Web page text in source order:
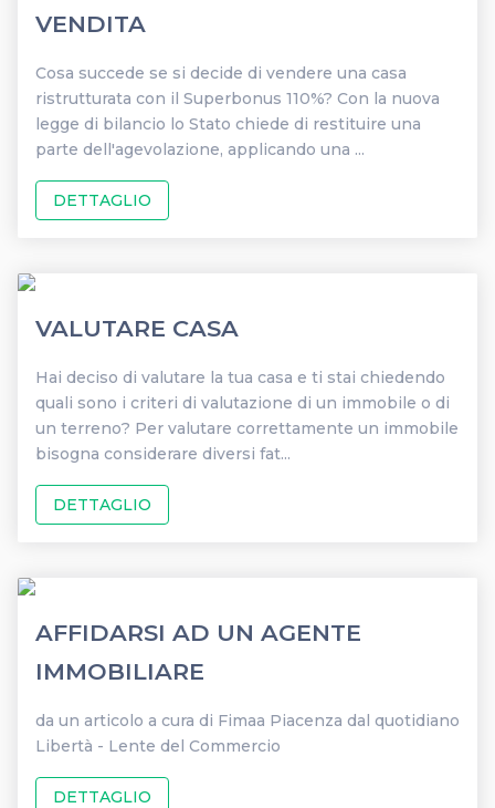
VENDITA
Cosa succede se si decide di vendere una casa
ristrutturata con il Superbonus 110%? Con la nuova
legge di bilancio lo Stato chiede di restituire una
parte dell'agevolazione, applicando una ...
DETTAGLIO
VALUTARE CASA
Hai deciso di valutare la tua casa e ti stai chiedendo
quali sono i criteri di valutazione di un immobile o di
un terreno? Per valutare correttamente un immobile
bisogna considerare diversi fat...
DETTAGLIO
AFFIDARSI AD UN AGENTE
IMMOBILIARE
da un articolo a cura di Fimaa Piacenza dal quotidiano
Libertà - Lente del Commercio
DETTAGLIO